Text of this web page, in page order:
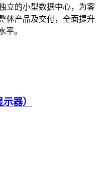
立的小型数据中心，为客
体产品及交付，全面提升
平。
器）